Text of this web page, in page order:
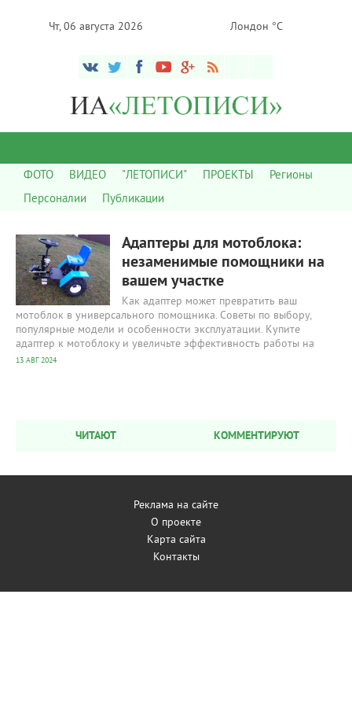
Чт, 06 августа 2026 Лондон °C
ФОТО ВИДЕО "ЛЕТОПИСИ" ПРОЕКТЫ
Регионы
Персоналии
Публикации
Адаптеры для мотоблока:
незаменимые помощники на
вашем участке
Как адаптер может превратить ваш
мотоблок в универсального помощника. Советы по выбору,
популярные модели и особенности эксплуатации. Купите
адаптер к мотоблоку и увеличьте эффективность работы на
13 АВГ 2024
ЧИТАЮТ КОММЕНТИРУЮТ
Реклама на сайте
О проекте
Карта сайта
Контакты